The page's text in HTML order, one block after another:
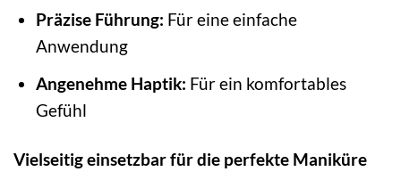
Präzise Führung: Für eine einfache
Anwendung
Angenehme Haptik: Für ein komfortables
Gefühl
Vielseitig einsetzbar für die perfekte Maniküre